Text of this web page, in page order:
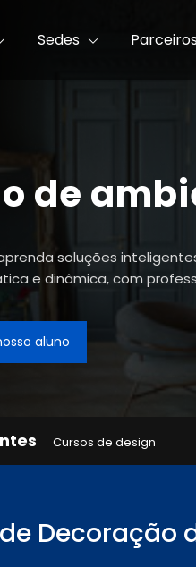
Sedes
de
soluções
e dinâmica, com
aluno
Cursos de design
Decoração